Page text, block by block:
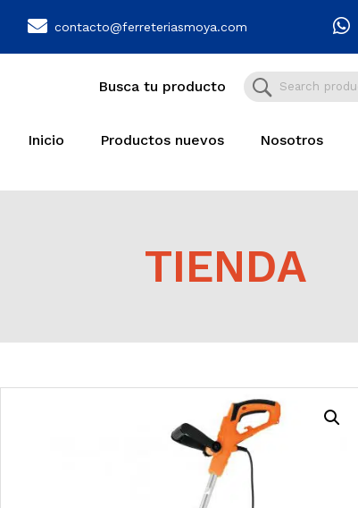
contacto@ferreteriasmoya.com
Busca tu producto
Inicio Productos nuevos Nosotros
TIENDA